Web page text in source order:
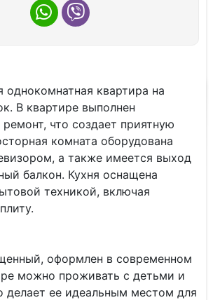
однокомнатная квартира на
В квартире выполнен
что создает приятную
комната оборудована
а также имеется выход
балкон. Кухня оснащена
техникой, включая
оформлен в современном
можно проживать с детьми и
делает ее идеальным местом для